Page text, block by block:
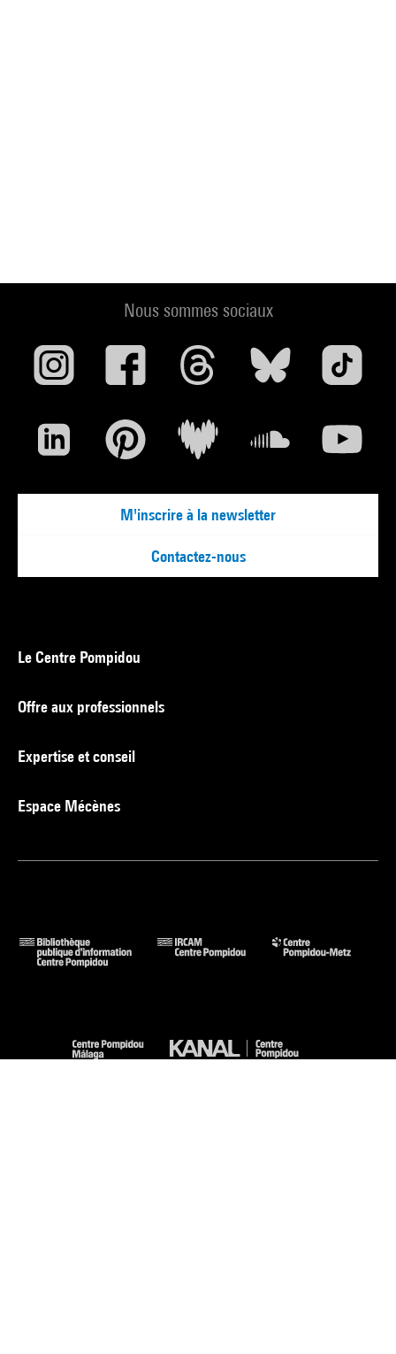
Nous sommes sociaux
M'inscrire à la newsletter
Contactez-nous
Le Centre Pompidou
Offre aux professionnels
Expertise et conseil
Espace Mécènes